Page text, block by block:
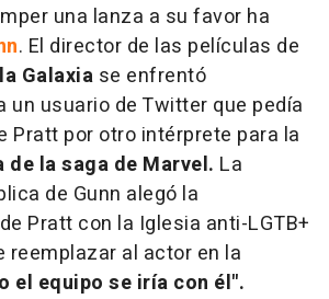
una lanza a su favor ha
. El director de las películas de
Galaxia se enfrentó
un usuario de Twitter que pedía
Pratt por otro intérprete para la
la saga de Marvel. La
de Gunn alegó la
Pratt con la Iglesia anti-LGTB+
reemplazar al actor en la
el equipo se iría con él".